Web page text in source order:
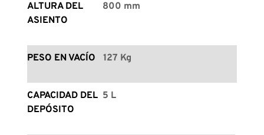
ALTURA DEL
ASIENTO
800 mm
PESO EN VACÍO 127 Kg
CAPACIDAD DEL
DEPÓSITO
5 L